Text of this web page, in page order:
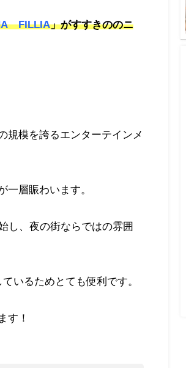
FILLIA」がすすきののニ
規模を誇るエンターテインメ
一層賑わいます。
し、夜の街ならではの雰囲
いるためとても便利です。
す！